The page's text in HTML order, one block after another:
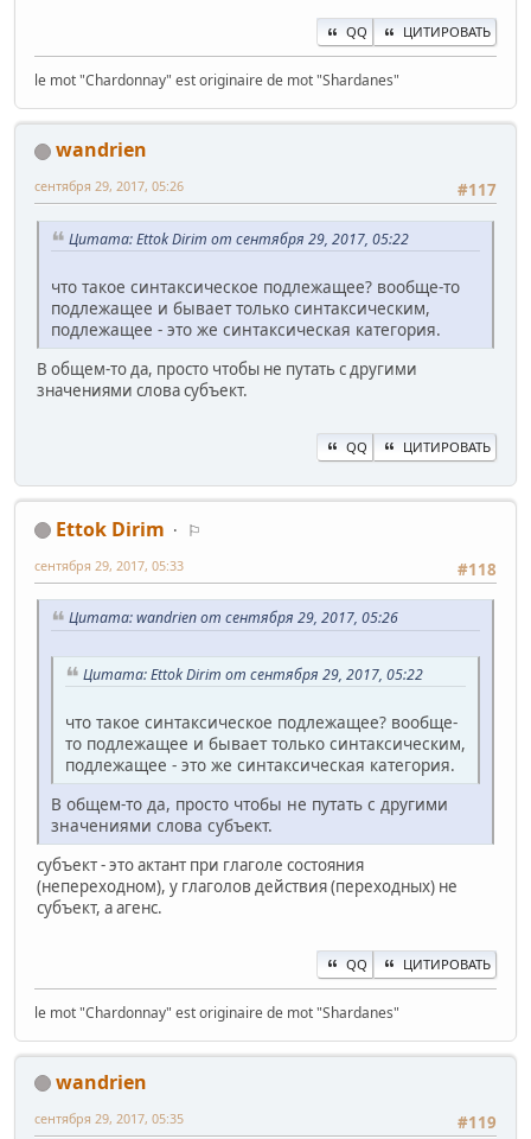
QQ ЦИТИРОВАТЬ
le mot "Chardonnay" est originaire de mot "Shardanes"
wandrien
#117
сентября 29, 2017, 05:26
Цитата: Ettok Dirim от сентября 29, 2017, 05:22
что такое синтаксическое подлежащее? вообще-то
подлежащее и бывает только синтаксическим,
подлежащее - это же синтаксическая категория.
В общем-то да, просто чтобы не путать с другими
значениями слова субъект.
QQ ЦИТИРОВАТЬ
Ettok Dirim
⚐
#118
сентября 29, 2017, 05:33
Цитата: wandrien от сентября 29, 2017, 05:26
Цитата: Ettok Dirim от сентября 29, 2017, 05:22
что такое синтаксическое подлежащее? вообще-
то подлежащее и бывает только синтаксическим,
подлежащее - это же синтаксическая категория.
В общем-то да, просто чтобы не путать с другими
значениями слова субъект.
субъект - это актант при глаголе состояния
(непереходном), у глаголов действия (переходных) не
субъект, а агенс.
QQ ЦИТИРОВАТЬ
le mot "Chardonnay" est originaire de mot "Shardanes"
wandrien
#119
сентября 29, 2017, 05:35